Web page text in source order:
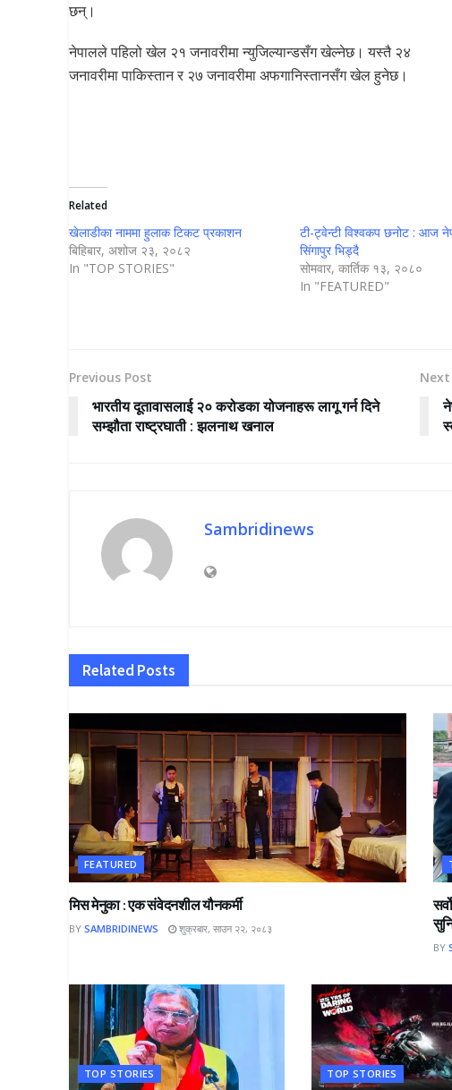
छन्।
नेपालले पहिलो खेल २१ जनावरीमा न्युजिल्यान्डसँग खेल्नेछ। यस्तै २४
जनावरीमा पाकिस्तान र २७ जनावरीमा अफगानिस्तानसँग खेल हुनेछ।
Related
खेलाडीका नाममा हुलाक टिकट प्रकाशन
बिहिबार, अशोज २३, २०८२
In "TOP STORIES"
टी-ट्वेन्टी विश्वकप छनोट : आज
सिंगापुर भिड्दै
सोमवार, कार्तिक १३, २०८०
In "FEATURED"
Previous Post
भारतीय दूतावासलाई २० करोडका योजनाहरू लागू गर्न दिने
सम्झौता राष्ट्रघाती : झलनाथ खनाल
Sambridinews
Related Posts
FEATURED
मिस मेनुका : एक संवेदनशील यौनकर्मी
BY SAMBRIDINEWS शुक्रबार, साउन २२, २०८३
BY
TOP STORIES TOP STORIES